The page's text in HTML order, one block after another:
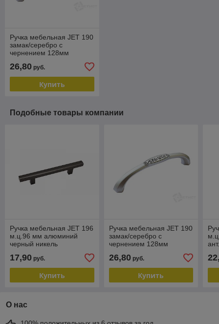
Ручка мебельная JET 190
замак/серебро с
чернением 128мм
26,80 руб.
Купить
Подобные товары компании
Ручка мебельная JET 196
м.ц.96 мм алюминий
черный никель
17,90 руб.
Купить
Ручка мебельная JET 190
замак/серебро с
чернением 128мм
26,80руб.
Купить
О нас